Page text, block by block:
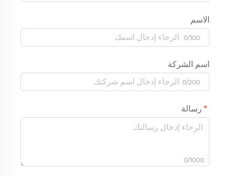
الاسم
0/100
اسم الشركة
0/200
رسالة
0/1000